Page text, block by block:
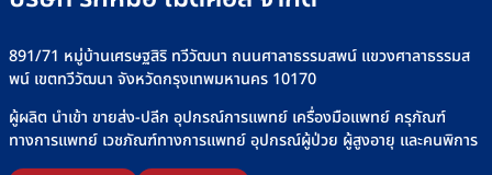
on
product
891/71 หมู่บ้านเศรษฐสิริ ทวีวัฒนา ถนนศาลาธรรมสพน์ แขวงศาลาธรรมส
พน์ เขตทวีวัฒนา จังหวัดกรุงเทพมหานคร 10170
ผู้ผลิต นำเข้า ขายส่ง-ปลีก อุปกรณ์การแพทย์ เครื่องมือแพทย์ ครุภัณฑ์
ทางการแพทย์ เวชภัณฑ์ทางการแพทย์ อุปกรณ์ผู้ป่วย ผู้สูงอายุ และคนพิการ